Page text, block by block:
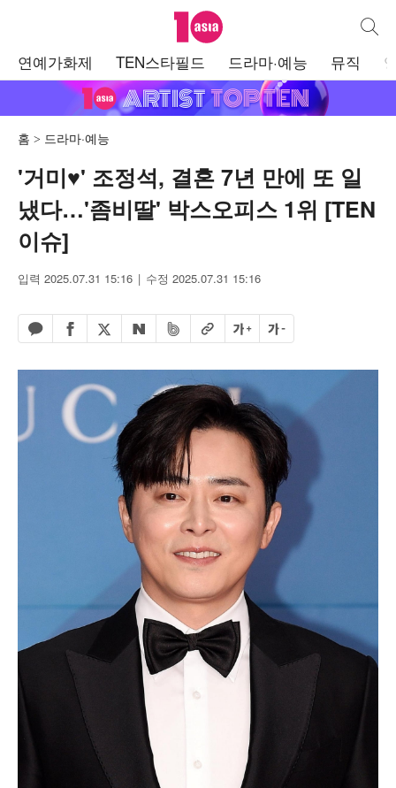
텐아시아 통합
연예가화제 TEN스타필드 드라마·예능 뮤직
홈 드라마·예능
'거미♥' 조정석, 결혼 7년 만에 또 일
냈다…'좀비딸' 박스오피스 1위 [TEN
이슈]
입력 2025.07.31 15:16 수정 2025.07.31 15:16
카카오톡 공유하기
페이스북 공유하기
엑스 공유하기
네이버 공유하기
밴드 공유하기
URL복사글자 크게글자 작게